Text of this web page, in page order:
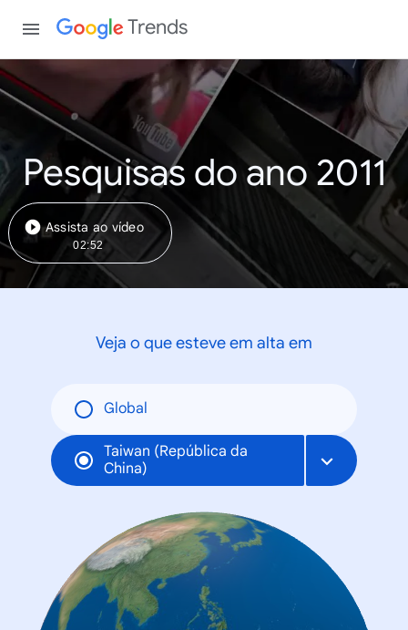
Trends
Pesquisas do ano 2011
Assista ao vídeo
02:52
Veja o que esteve em alta em
Global
Taiwan (República da
China)